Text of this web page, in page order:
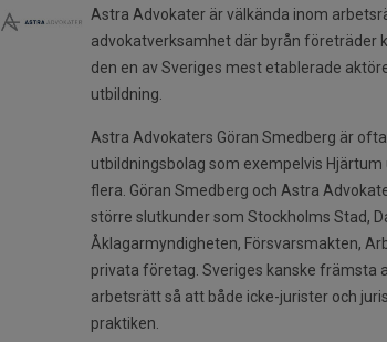
Astra Advokater är välkända inom
advokatverksamhet där byrån företräder
den en av Sveriges mest etablerade
utbildning.
Astra Advokaters Göran Smedberg är
utbildningsbolag som exempelvis Hjärtum
flera. Göran Smedberg och Astra
större slutkunder som Stockholms Stad,
Åklagarmyndigheten, Försvarsmakten,
privata företag. Sveriges kanske främsta
arbetsrätt så att både icke-jurister och
praktiken.